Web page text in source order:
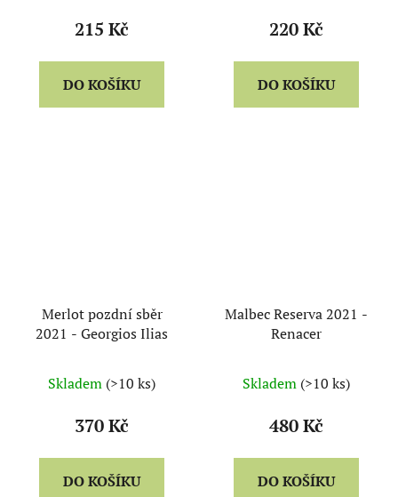
215 Kč
DO KOŠÍKU
220 Kč
DO KOŠÍKU
Merlot pozdní sběr
2021 - Georgios Ilias
Skladem (>10 ks)
370 Kč
DO KOŠÍKU
Malbec Reserva 2021 -
Renacer
Skladem (>10 ks)
480 Kč
DO KOŠÍKU